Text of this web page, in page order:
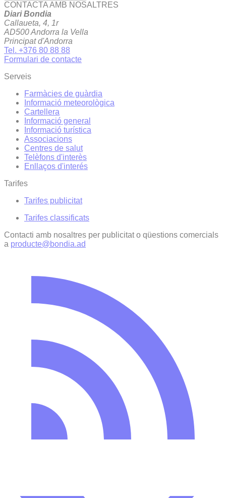
CONTACTA AMB NOSALTRES
Diari Bondia
Callaueta, 4, 1r
AD500 Andorra la Vella
Principat d'Andorra
Tel. +376 80 88 88
Formulari de contacte
Serveis
Farmàcies de guàrdia
Informació meteorològica
Cartellera
Informació general
Informació turística
Associacions
Centres de salut
Telèfons d'interès
Enllaços d'interés
Tarifes
Tarifes publicitat
Tarifes classificats
Contacti amb nosaltres per publicitat o qüestions comercials
a producte@bondia.ad